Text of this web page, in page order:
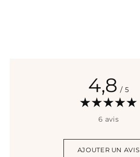
4,8 / 5
6 avis
AJOUTER UN AVIS